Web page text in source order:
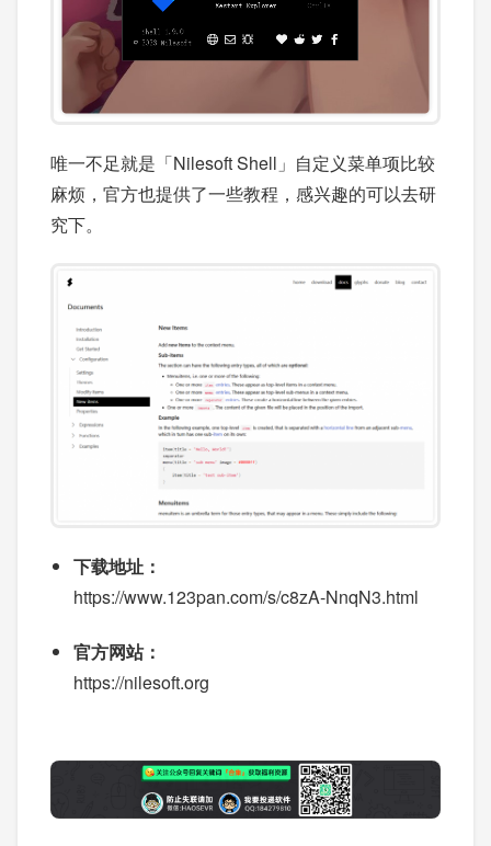
唯一不足就是「Nilesoft Shell」自定义菜单项比较
麻烦，官方也提供了一些教程，感兴趣的可以去研
究下。
下载地址：
https://www.123pan.com/s/c8zA-NnqN3.html
官方网站：
https://nilesoft.org